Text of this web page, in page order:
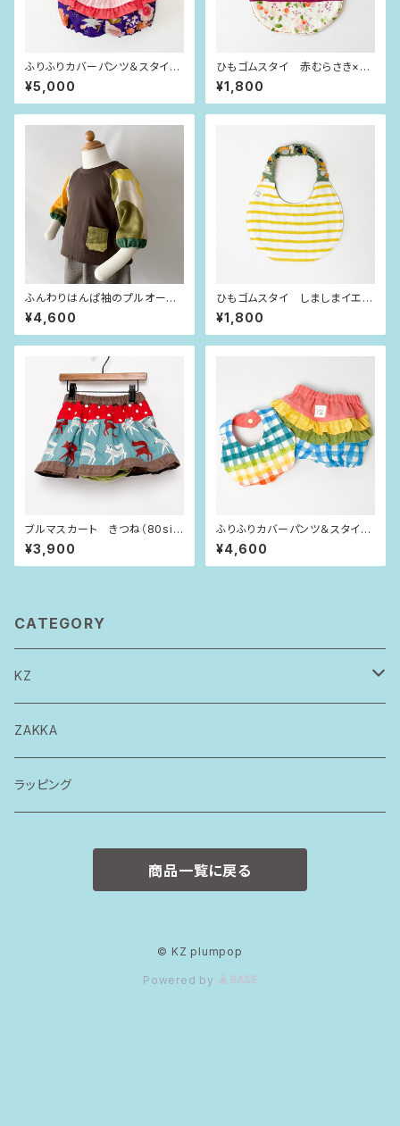
ふりふりカバーパンツ＆スタイ
紫×ピンクフラワー（80size）
¥5,000
ひもゴムスタイ 赤むらさき×お
花畑
¥1,800
ふんわりはんぱ袖のプルオーバ
ー チョコレート×curve（80siz
e）
¥4,600
ひもゴムスタイ しましまイエロ
ー
¥1,800
ブルマスカート きつね（80siz
e）
¥3,900
ふりふりカバーパンツ＆スタイ
にじいろチェック（80size）
¥4,600
CATEGORY
KZ
トップス
ボトムス
ZAKKA
ラッピング
商品一覧に戻る
© KZ plumpop
Powered by